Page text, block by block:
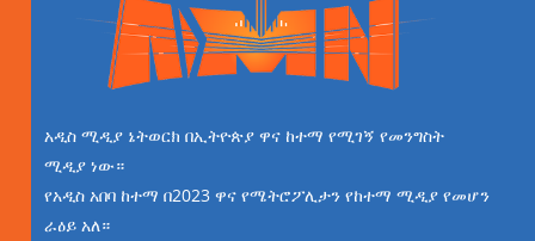
አዲስ ሚዲያ ኔትወርክ በኢትዮጵያ ዋና ከተማ የሚገኝ የመንግስት
ሚዲያ ነው።
የአዲስ አበባ ከተማ በ2023 ዋና የሜትሮፖሊታን የከተማ ሚዲያ የመሆን
ራዕይ አለ።